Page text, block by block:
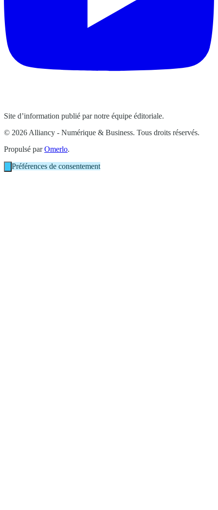
Site d’information publié par notre équipe éditoriale.
© 2026 Alliancy - Numérique & Business. Tous droits réservés.
Propulsé parOmerlo.
Préférences de consentement